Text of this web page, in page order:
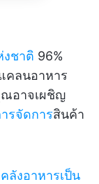
ชาติ 96%
คลนอาหาร
ณอาจเผชิญ
รจัดการสินค้า
ลังอาหารเป็น